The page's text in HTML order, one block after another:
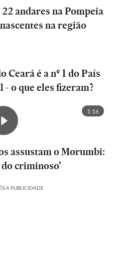
andares na Pompeia
na região
Ceará é a nº 1 do País
o que eles fizeram?
1:16
assustam o Morumbi:
criminoso’
A PUBLICIDADE